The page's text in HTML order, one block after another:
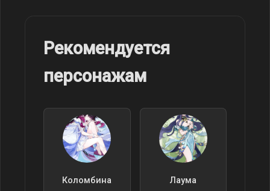
Рекомендуется
персонажам
Коломбина Лаума